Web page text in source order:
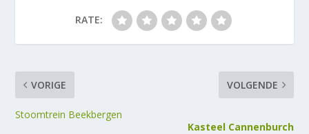
RATE:
VORIGE
Stoomtrein Beekbergen
VOLGENDE
Kasteel Cannenburch